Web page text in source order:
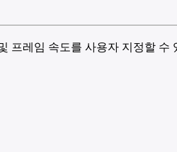
프레임 속도를 사용자 지정할 수